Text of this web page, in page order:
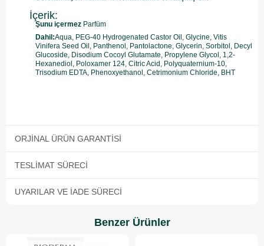
İçerik:
Şunu içermez Parfüm
Dahil:Aqua, PEG-40 Hydrogenated Castor Oil, Glycine, Vitis
Vinifera Seed Oil, Panthenol, Pantolactone, Glycerin, Sorbitol, Decyl
Glucoside, Disodium Cocoyl Glutamate, Propylene Glycol, 1,2-
Hexanediol, Poloxamer 124, Citric Acid, Polyquaternium-10,
Trisodium EDTA, Phenoxyethanol, Cetrimonium Chloride, BHT
ORJINAL ÜRÜN GARANTISI
TESLIMAT SÜRECI
UYARILAR VE İADE SÜRECI
Benzer Ürünler